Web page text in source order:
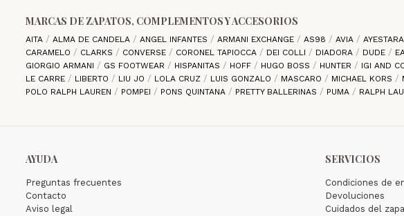
MARCAS DE ZAPATOS, COMPLEMENTOS Y ACCESORIOS
AITA ALMA DE CANDELA ANGEL INFANTES ARMANI EXCHANGE AS98 AVIA
CARAMELO
CLARKS CONVERSE CORONEL TAPIOCCA DEI COLLI DIADORA DUDE
GIORGIO ARMANI
GS FOOTWEAR HISPANITAS HOFF HUGO BOSS HUNTER IGI AND
LE CARRE
LIBERTO LIU JO LOLA CRUZ LUIS GONZALO MASCARO MICHAEL KORS
POLO RALPH LAUREN
POMPEI PONS QUINTANA PRETTY BALLERINAS PUMA RALPH
AYUDA
Preguntas frecuentes
Contacto
Aviso legal
SERVICIOS
Condiciones de
Devoluciones
Cuidados del